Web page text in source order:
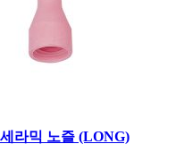
라믹 노즐 (LONG)